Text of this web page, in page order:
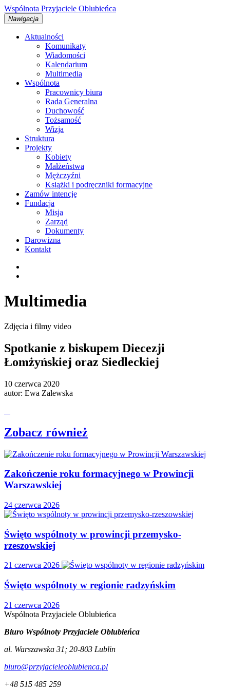
Wspólnota Przyjaciele Oblubieńca
Nawigacja
Aktualności
Komunikaty
Wiadomości
Kalendarium
Multimedia
Wspólnota
Pracownicy biura
Rada Generalna
Duchowość
Tożsamość
Wizja
Struktura
Projekty
Kobiety
Małżeństwa
Mężczyźni
Książki i podręczniki formacyjne
Zamów intencję
Fundacja
Misja
Zarząd
Dokumenty
Darowizna
Kontakt
Multimedia
Zdjęcia i filmy video
Spotkanie z biskupem Diecezji
Łomżyńskiej oraz Siedleckiej
10 czerwca 2020
autor: Ewa Zalewska
Zobacz również
Zakończenie roku formacyjnego w Prowincji
Warszawskiej
24 czerwca 2026
Święto wspólnoty w prowincji przemysko-
rzeszowskiej
21 czerwca 2026
Święto wspólnoty w regionie radzyńskim
21 czerwca 2026
Wspólnota Przyjaciele Oblubieńca
Biuro Wspólnoty Przyjaciele Oblubieńca
al. Warszawska 31 ; 20-803 Lublin
biuro@przyjacieleoblubienca.pl
+48 515 485 259